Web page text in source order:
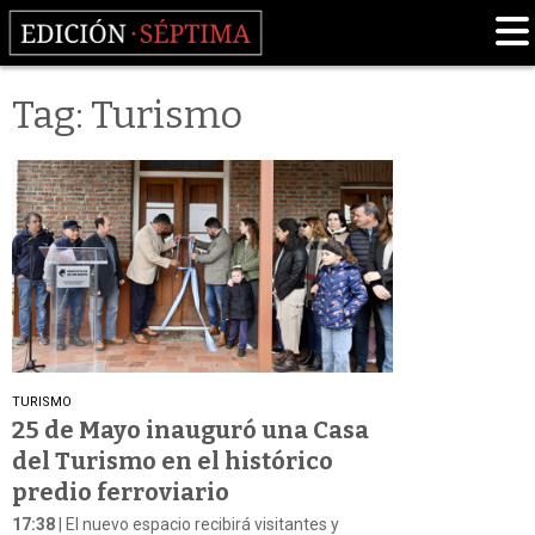
Tag: Turismo
TURISMO
25 de Mayo inauguró una Casa
del Turismo en el histórico
predio ferroviario
17:38 | El nuevo espacio recibirá visitantes y